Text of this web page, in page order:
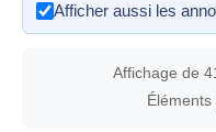
Afficher aussi les
Affichage de